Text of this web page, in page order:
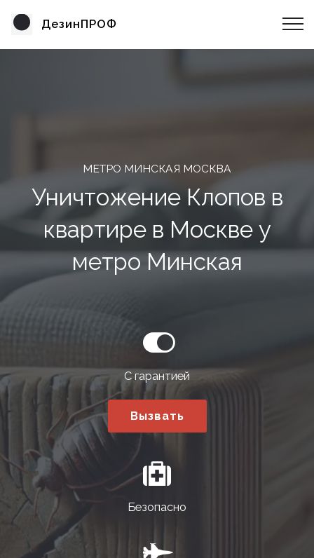
ДезинПРОФ
МЕТРО МИНСКАЯ МОСКВА
Уничтожение Клопов в
квартире в Москве у
метро Минская
С гарантией
Вызвать
Безопасно